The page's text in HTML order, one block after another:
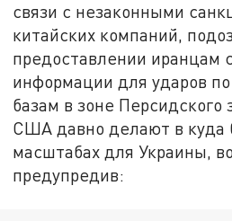
связи с незаконными
китайских компаний,
предоставлении иранцам
информации для ударов
базам в зоне Персидского
США давно делают в куда
масштабах для Украины,
предупредив: